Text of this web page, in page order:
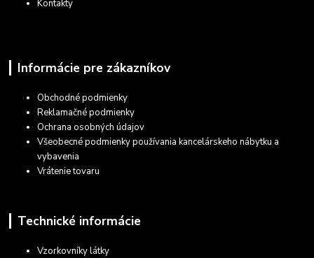
Kontakty
Informácie pre zákazníkov
Obchodné podmienky
Reklamačné podmienky
Ochrana osobných údajov
Všeobecné podmienky používania kancelárskeho nábytku a
vybavenia
Vrátenie tovaru
Technické informácie
Vzorkovníky látky